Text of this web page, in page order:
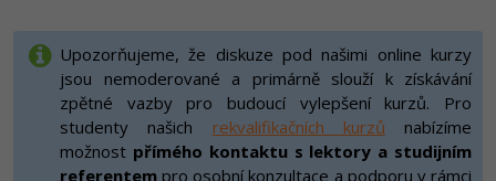
Datová analýza v praxi
Základy programování
Objektové programování - OOP
Umělá inteligence
Školení dle technologií
C# .NET
Java
Senior programátor
Front-end developer
Jak začít?
Java -80%
C#.NET -80%
Kurzy e-commerce
Testování softwaru
Datová analýza
Kurzy designu
HTML/CSS -80%
Upozorňujeme, že diskuze pod našimi online kurzy
jsou nemoderované a primárně slouží k získávání
zpětné vazby pro budoucí vylepšení kurzů. Pro
studenty našich rekvalifikačních kurzů nabízíme
možnost přímého kontaktu s lektory a studijním
referentem pro osobní konzultace a podporu v rámci